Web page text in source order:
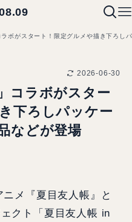
ボがスタート！限定グルメや描き下ろし
2026-06-30
コラボがスター
下ろしパッケー
などが登場
メ『夏目友人帳』と
クト「夏目友人帳 in